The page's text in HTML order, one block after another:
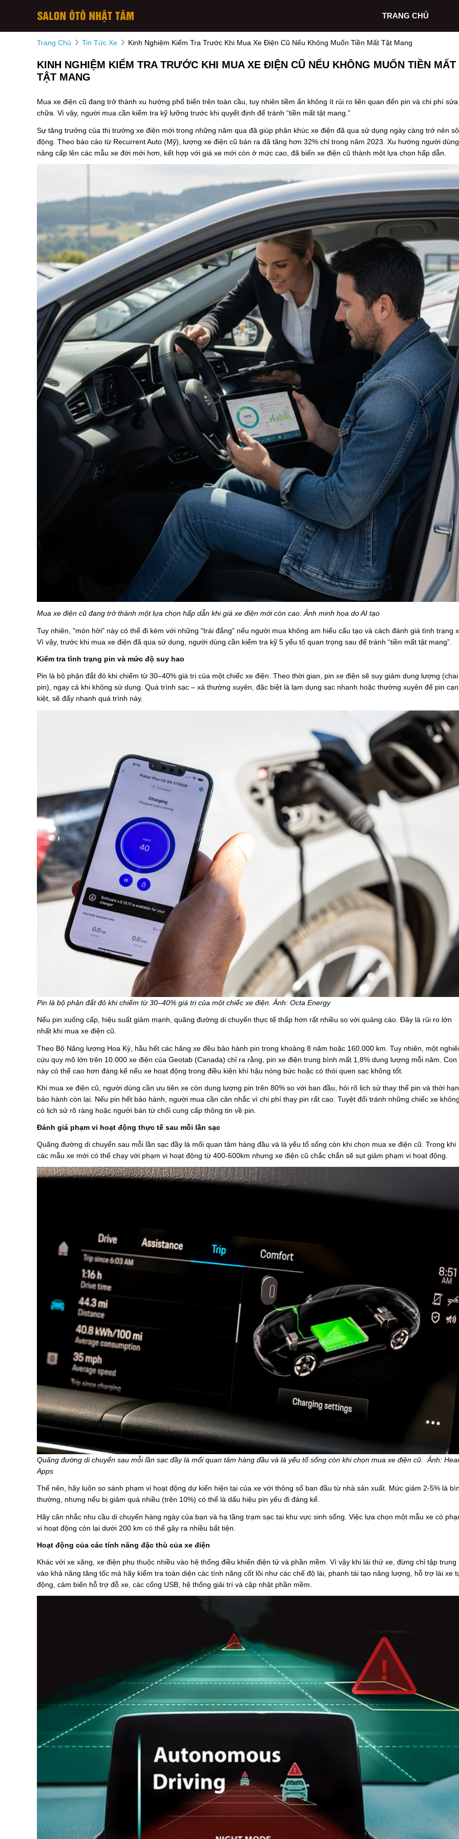
TRANG CHỦ
Trang Chủ Tin Tức Xe Kinh Nghiệm Kiểm Tra Trước Khi Mua Xe Điện Cũ Nếu Không Muốn Tiền Mất Tật Mang
KINH NGHIỆM KIỂM TRA TRƯỚC KHI MUA XE ĐIỆN CŨ NẾU KHÔNG MUỐN TIỀN MẤT
TẬT MANG
Mua xe điện cũ đang trở thành xu hướng phổ biến trên toàn cầu, tuy nhiên tiềm ẩn không ít rủi ro liên quan đến pin và chi phí sửa
chữa. Vì vậy, người mua cần kiểm tra kỹ lưỡng trước khi quyết định để tránh “tiền mất tật mang.”
Sự tăng trưởng của thị trường xe điện mới trong những năm qua đã giúp phân khúc xe điện đã qua sử dụng ngày càng trở nên
động. Theo báo cáo từ Recurrent Auto (Mỹ), lượng xe điện cũ bán ra đã tăng hơn 32% chỉ trong năm 2023. Xu hướng người dùng
nâng cấp lên các mẫu xe đời mới hơn, kết hợp với giá xe mới còn ở mức cao, đã biến xe điện cũ thành một lựa chọn hấp dẫn.
Mua xe điện cũ đang trở thành một lựa chọn hấp dẫn khi giá xe điện mới còn cao. Ảnh minh họa do AI tạo
Tuy nhiên, "món hời" này có thể đi kèm với những "trái đắng" nếu người mua không am hiểu cấu tạo và cách đánh giá tình trạng
Vì vậy, trước khi mua xe điện đã qua sử dụng, người dùng cần kiểm tra kỹ 5 yếu tố quan trọng sau để tránh “tiền mất tật mang”.
Kiểm tra tình trạng pin và mức độ suy hao
Pin là bộ phận đắt đỏ khi chiếm từ 30–40% giá trị của một chiếc xe điện. Theo thời gian, pin xe điện sẽ suy giảm dung lượng (chai
pin), ngay cả khi không sử dụng. Quá trình sạc – xả thường xuyên, đặc biệt là lạm dụng sạc nhanh hoặc thường xuyên để pin cạn
kiệt, sẽ đẩy nhanh quá trình này.
Pin là bộ phận đắt đỏ khi chiếm từ 30–40% giá trị của một chiếc xe điện. Ảnh: Octa Energy
Nếu pin xuống cấp, hiệu suất giảm mạnh, quãng đường di chuyển thực tế thấp hơn rất nhiều so với quảng cáo. Đây là rủi ro lớn
nhất khi mua xe điện cũ.
Theo Bộ Năng lượng Hoa Kỳ, hầu hết các hãng xe đều bảo hành pin trong khoảng 8 năm hoặc 160.000 km. Tuy nhiên, một
cứu quy mô lớn trên 10.000 xe điện của Geotab (Canada) chỉ ra rằng, pin xe điện trung bình mất 1,8% dung lượng mỗi năm. Con
này có thể cao hơn đáng kể nếu xe hoạt động trong điều kiện khí hậu nóng bức hoặc có thói quen sạc không tốt.
Khi mua xe điện cũ, người dùng cần ưu tiên xe còn dung lượng pin trên 80% so với ban đầu, hỏi rõ lịch sử thay thế pin và thời hạn
bảo hành còn lại. Nếu pin hết bảo hành, người mua cần cân nhắc vì chi phí thay pin rất cao. Tuyệt đối tránh những chiếc xe
có lịch sử rõ ràng hoặc người bán từ chối cung cấp thông tin về pin.
Đánh giá phạm vi hoạt động thực tế sau mỗi lần sạc
Quãng đường di chuyển sau mỗi lần sạc đầy là mối quan tâm hàng đầu và là yếu tố sống còn khi chọn mua xe điện cũ. Trong khi
các mẫu xe mới có thể chạy với phạm vi hoạt động từ 400-600km nhưng xe điện cũ chắc chắn sẽ sụt giảm phạm vi hoạt động.
Quãng đường di chuyển sau mỗi lần sạc đầy là mối quan tâm hàng đầu và là yếu tố sống còn khi chọn mua xe điện cũ. Ảnh:
Apps
Thế nên, hãy luôn so sánh phạm vi hoạt động dự kiến hiện tại của xe với thông số ban đầu từ nhà sản xuất. Mức giảm 2-5% là
thường, nhưng nếu bị giảm quá nhiều (trên 10%) có thể là dấu hiệu pin yếu đi đáng kể.
Hãy cân nhắc nhu cầu di chuyển hàng ngày của bạn và hạ tầng trạm sạc tại khu vực sinh sống. Việc lựa chọn một mẫu xe có
vi hoạt động còn lại dưới 200 km có thể gây ra nhiều bất tiện.
Hoạt động của các tính năng đặc thù của xe điện
Khác với xe xăng, xe điện phụ thuộc nhiều vào hệ thống điều khiển điện tử và phần mềm. Vì vậy khi lái thử xe, đừng chỉ tập trung
vào khả năng tăng tốc mà hãy kiểm tra toàn diện các tính năng cốt lõi như các chế độ lái, phanh tái tạo năng lượng, hỗ trợ lái xe
động, cảm biến hỗ trợ đỗ xe, các cổng USB, hệ thống giải trí và cập nhật phần mềm.